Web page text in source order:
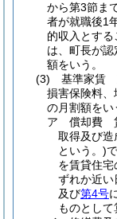
から第3節ま
者が就職後1
的収入とす
は、町長が
額をいう。
(3)
基準家賃
損害保険料
の月割額をい
ア
償却費
取得及び造
という。)
を賃貸住
ずれか近い
及び第4号
ものとして